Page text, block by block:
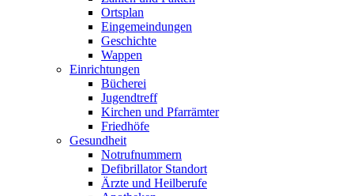
Ortsplan
Eingemeindungen
Geschichte
Wappen
Einrichtungen
Bücherei
Jugendtreff
Kirchen und Pfarrämter
Friedhöfe
Gesundheit
Notrufnummern
Defibrillator Standort
Ärzte und Heilberufe